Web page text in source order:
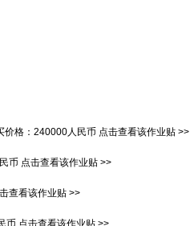
价格： 240000人民币 点击查看该作业贴 >>
币 点击查看该作业贴 >>
查看该作业贴 >>
币 点击查看该作业贴 >>